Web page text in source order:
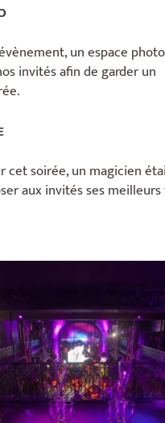
un espace
invités afin de garder un
cet soirée, un magicien
aux invités ses